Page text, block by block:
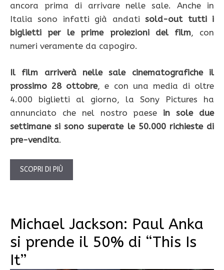
ancora prima di arrivare nelle sale. Anche in
Italia sono infatti già andatisold-out tutti i
biglietti per le prime proiezioni del film, con
numeri veramente da capogiro.
Il film arriverà nelle sale cinematografiche il
prossimo 28 ottobre, e con una media di oltre
4.000 biglietti al giorno, la Sony Pictures ha
annunciato che nel nostro paese in sole due
settimane si sono superate le 50.000 richieste di
pre-vendita.
SCOPRI DI PIÙ
Michael Jackson: Paul Anka
si prende il 50% di “This Is
It”